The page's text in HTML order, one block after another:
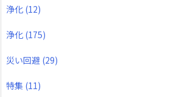
浄化 (12)
浄化 (175)
災い回避 (29)
特集 (11)